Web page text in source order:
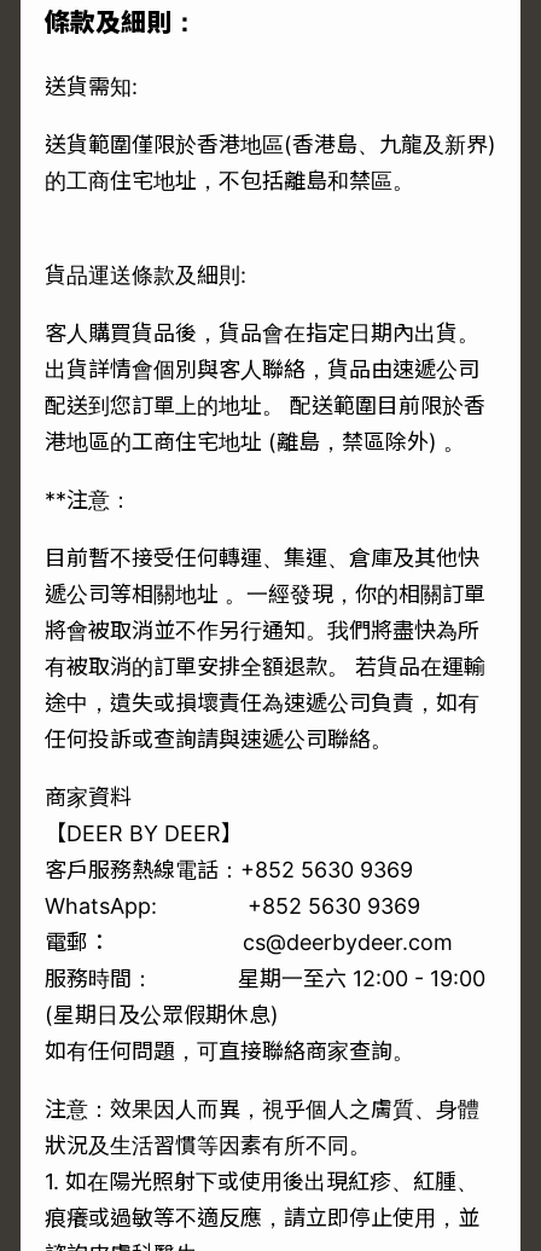
條款及細則：
送貨需知:
送貨範圍僅限於香港地區(香港島、九龍及新界)
的工商住宅地址，不包括離島和禁區。
貨品運送條款及細則:
客人購買貨品後，貨品會在指定日期內出貨。
出貨詳情會個別與客人聯絡，貨品由速遞公司
配送到您訂單上的地址。 配送範圍目前限於香
港地區的工商住宅地址 (離島，禁區除外) 。
**注意：
目前暫不接受任何轉運、集運、倉庫及其他快
遞公司等相關地址 。一經發現，你的相關訂單
將會被取消並不作另行通知。我們將盡快為所
有被取消的訂單安排全額退款。 若貨品在運輸
途中，遺失或損壞責任為速遞公司負責，如有
任何投訴或查詢請與速遞公司聯絡。
商家資料
【DEER BY DEER】
客戶服務熱線電話：+852 5630 9369
WhatsApp: +852 5630 9369
電郵： cs@deerbydeer.com
服務時間： 星期一至六 12:00 - 19:00
(星期日及公眾假期休息)
如有任何問題，可直接聯絡商家查詢。
注意：效果因人而異，視乎個人之膚質、身體
狀況及生活習慣等因素有所不同。
1. 如在陽光照射下或使用後出現紅疹、紅腫、
痕癢或過敏等不適反應，請立即停止使用，並